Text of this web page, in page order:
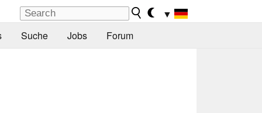
▼
Suche Jobs Forum